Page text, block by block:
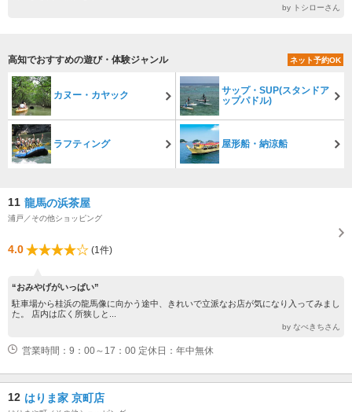
by トシローさん
高知でおすすめの遊び・体験ジャンル ネット予約OK
カヌー・カヤック
サップ・SUP(スタンドア
ップパドル)
ラフティング 屋形船・納涼船
11 龍馬の浜茶屋
浦戸／その他ショッピング
4.0 (1件)
“おみやげがいっぱい”
駐車場から桂浜の龍馬像に向かう途中、きれいで立派なお店が気になり入ってみまし
た。 店内は広く所狭しと...
by なべきちさん
営業時間：9：00～17：00 定休日：年中無休
12 はりま家 京町店